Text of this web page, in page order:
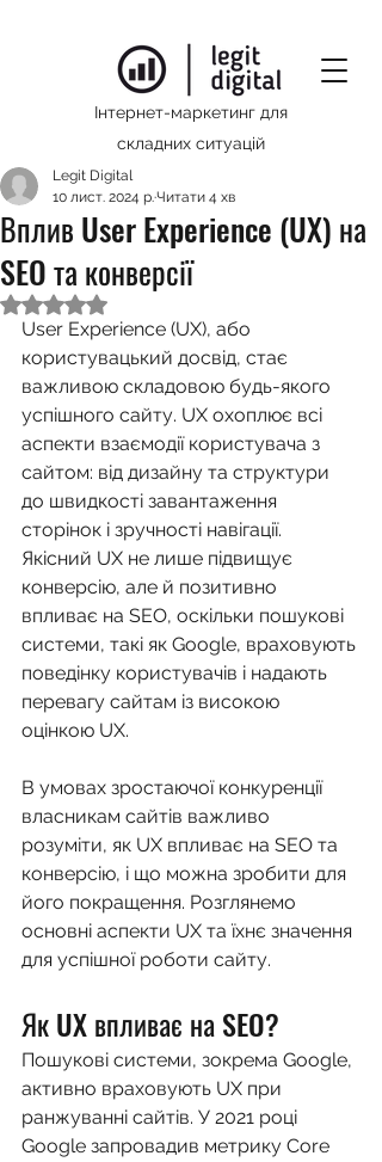
Інтернет-маркетинг для
складних ситуацій
Вплив User Experience (UX) на
SEO та конверсії
Legit Digital
10 лист. 2024 р.Читати 4 хв
Оцінка: NaN з 5 зірок.
User Experience (UX), або
користувацький досвід, стає
важливою складовою будь-якого
успішного сайту. UX охоплює всі
аспекти взаємодії користувача з
сайтом: від дизайну та структури
до швидкості завантаження
сторінок і зручності навігації.
Якісний UX не лише підвищує
конверсію, але й позитивно
впливає на SEO, оскільки пошукові
системи, такі як Google, враховують
поведінку користувачів і надають
перевагу сайтам із високою
оцінкою UX.
В умовах зростаючої конкуренції
власникам сайтів важливо
розуміти, як UX впливає на SEO та
конверсію, і що можна зробити для
його покращення. Розглянемо
основні аспекти UX та їхнє значення
для успішної роботи сайту.
Як UX впливає на SEO?
Пошукові системи, зокрема Google,
активно враховують UX при
ранжуванні сайтів. У 2021 році
Google запровадив метрику Core